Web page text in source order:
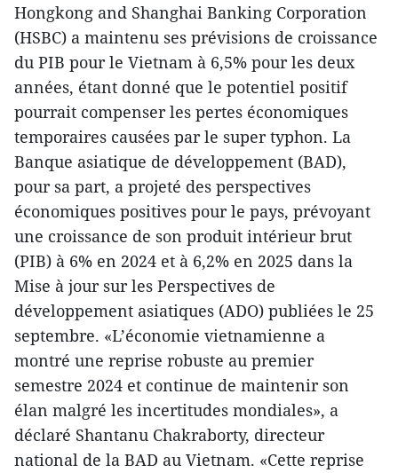
Hongkong and Shanghai Banking Corporation
(HSBC) a maintenu ses prévisions de croissance
du PIB pour le Vietnam à 6,5% pour les deux
années, étant donné que le potentiel positif
pourrait compenser les pertes économiques
temporaires causées par le super typhon. La
Banque asiatique de développement (BAD),
pour sa part, a projeté des perspectives
économiques positives pour le pays, prévoyant
une croissance de son produit intérieur brut
(PIB) à 6% en 2024 et à 6,2% en 2025 dans la
Mise à jour sur les Perspectives de
développement asiatiques (ADO) publiées le 25
septembre. «L’économie vietnamienne a
montré une reprise robuste au premier
semestre 2024 et continue de maintenir son
élan malgré les incertitudes mondiales», a
déclaré Shantanu Chakraborty, directeur
national de la BAD au Vietnam. «Cette reprise